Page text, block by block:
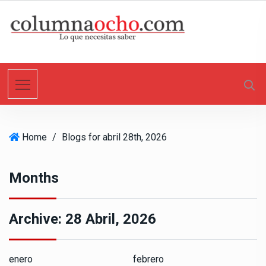
t
Home / Blogs for abril 28th, 2026
Months
Archive: 28 Abril, 2026
enero
febrero